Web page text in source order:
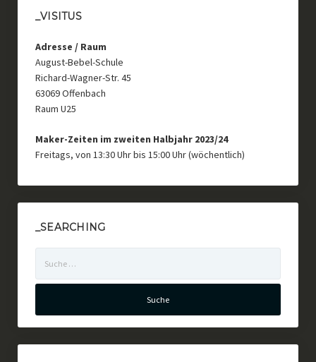
_VISITUS
Adresse / Raum
August-Bebel-Schule
Richard-Wagner-Str. 45
63069 Offenbach
Raum U25
Maker-Zeiten im zweiten Halbjahr 2023/24
Freitags, von 13:30 Uhr bis 15:00 Uhr (wöchentlich)
_SEARCHING
nach: